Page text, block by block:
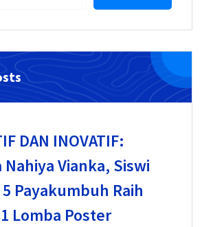
DAN INOVATIF:
Nahiya Vianka, Siswi
5 Payakumbuh Raih
Lomba Poster